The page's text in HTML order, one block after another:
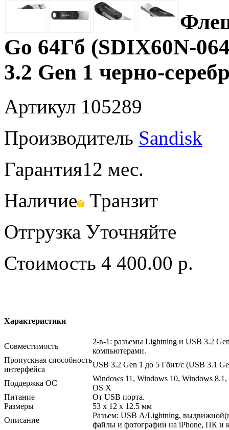
Go 64Гб (SDIX60N-
3.2 Gen 1 черно-
Артикул 105289
Производитель Sandisk
Гарантия12 мес.
Наличие Транзит
Отгрузка Уточняйте
Стоимость 4 400.00 р.
Характеристики
Совместимость
2-в-1: разъемы Lightning и USB 3.2
компьютерами.
Пропускная способность
интерфейса
USB 3.2 Gen 1 до 5 Гбит/с (USB 3.1
Поддержка ОС
Windows 11, Windows 10, Windows
OS X
Питание
От USB порта.
Размеры
53 x 12 x 12.5 мм
Описание
Разъем: USB А/Lightning,
файлы и фотографии на iPhone, ПК и